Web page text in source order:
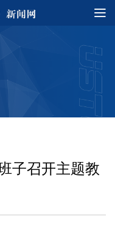
子召开主题教